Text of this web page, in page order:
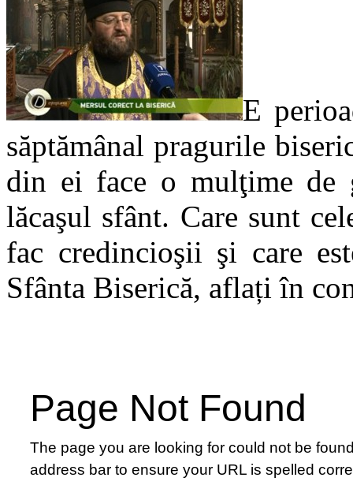
E
săptămânal pragurile
din ei face o mulţime de
lăcaşul sfânt. Care sunt
fac credincioşii şi care
Sfânta Biserică, aflați în